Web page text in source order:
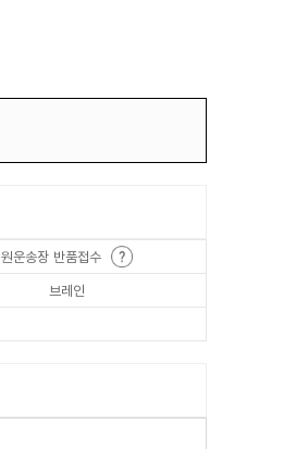
원운송장 반품접수
브레인